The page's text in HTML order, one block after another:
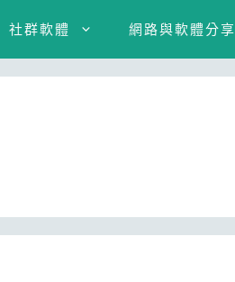
社群軟體 網路與軟體分享